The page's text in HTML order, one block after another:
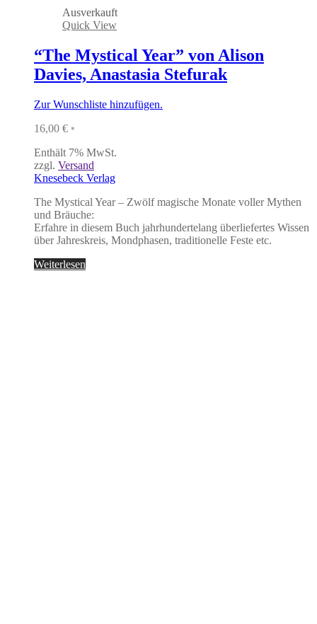
Ausverkauft
Quick View
“The Mystical Year” von Alison
Davies, Anastasia Stefurak
Zur Wunschliste hinzufügen.
16,00 € *
Enthält 7% MwSt.
zzgl. Versand
Knesebeck Verlag
The Mystical Year – Zwölf magische Monate voller Mythen
und Bräuche:
Erfahre in diesem Buch jahrhundertelang überliefertes Wissen
über Jahreskreis, Mondphasen, traditionelle Feste etc.
Weiterlesen